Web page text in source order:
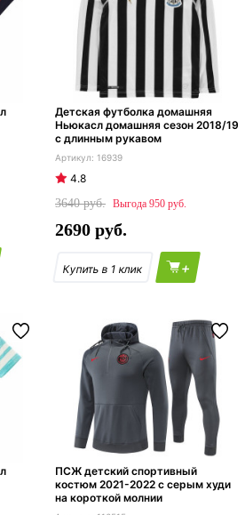
Детская футболка домашняя
Ньюкасл домашняя сезон 2018/19
с длинным рукавом
16939
4.8
3640
950
2690
+
ПСЖ детский спортивный
костюм 2021-2022 с серым худи
на короткой молнии